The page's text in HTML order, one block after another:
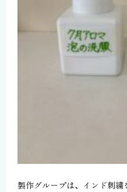
製作グループは、インド刺繍